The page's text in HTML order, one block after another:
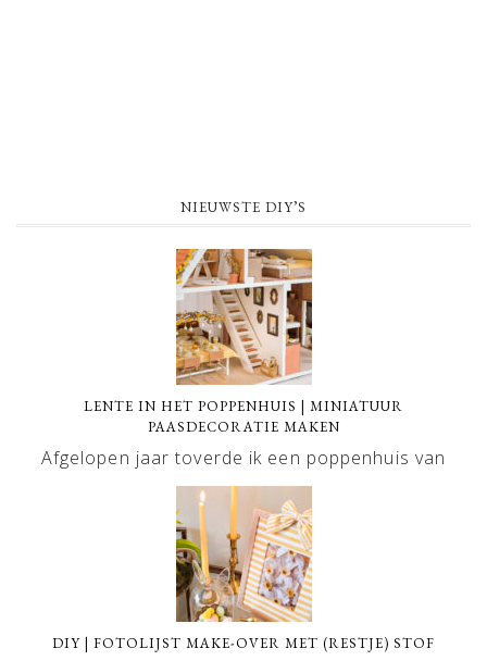
NIEUWSTE DIY’S
LENTE IN HET POPPENHUIS | MINIATUUR
PAASDECORATIE MAKEN
Afgelopen jaar toverde ik een poppenhuis van
DIY | FOTOLIJST MAKE-OVER MET (RESTJE) STOF